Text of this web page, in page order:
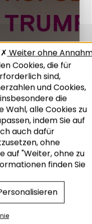
und Transport
ADEUS-TREFFEN
wo stehen
und Transport
Cookies, die für
sind,
und Cookies,
die
Wahl, alle Cookies zu
indem Sie auf
auch dafür
ohne
auf "Weiter, ohne zu
finden Sie
Weiter ohne